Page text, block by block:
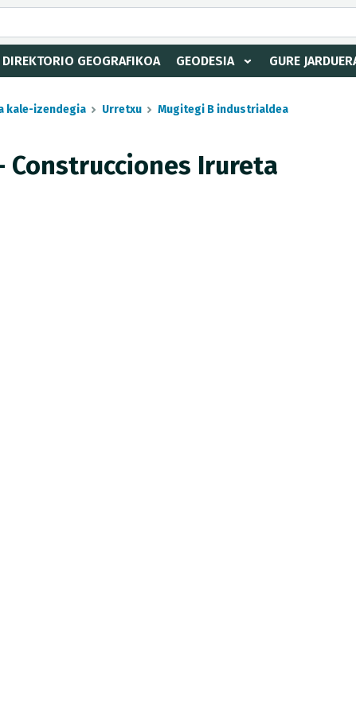
DIREKTORIO GEOGRAFIKOA GEODESIA GURE
kale-izendegia Urretxu
Mugitegi B industrialdea
Irureta